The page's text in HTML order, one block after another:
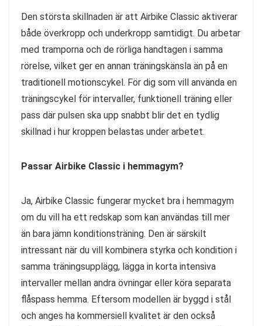
Den största skillnaden är att Airbike Classic aktiverar
både överkropp och underkropp samtidigt. Du arbetar
med tramporna och de rörliga handtagen i samma
rörelse, vilket ger en annan träningskänsla än på en
traditionell motionscykel. För dig som vill använda en
träningscykel för intervaller, funktionell träning eller
pass där pulsen ska upp snabbt blir det en tydlig
skillnad i hur kroppen belastas under arbetet.
Passar Airbike Classic i hemmagym?
Ja, Airbike Classic fungerar mycket bra i hemmagym
om du vill ha ett redskap som kan användas till mer
än bara jämn konditionsträning. Den är särskilt
intressant när du vill kombinera styrka och kondition i
samma träningsupplägg, lägga in korta intensiva
intervaller mellan andra övningar eller köra separata
flåspass hemma. Eftersom modellen är byggd i stål
och anges ha kommersiell kvalitet är den också